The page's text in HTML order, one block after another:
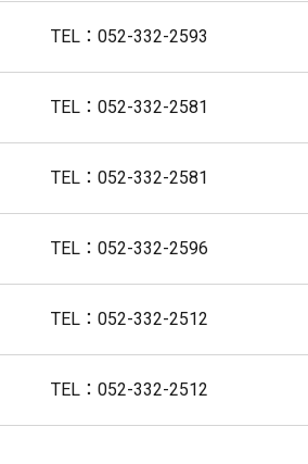
TEL：052-332-2593
TEL：052-332-2581
TEL：052-332-2581
TEL：052-332-2596
TEL：052-332-2512
TEL：052-332-2512